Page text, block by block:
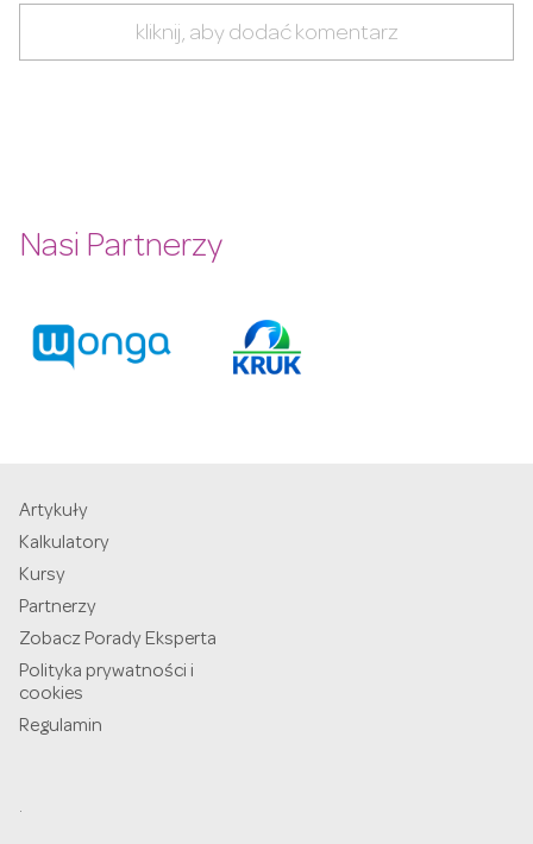
kliknij, aby dodać komentarz
Nasi Partnerzy
Artykuły
Kalkulatory
Kursy
Partnerzy
Zobacz Porady Eksperta
Polityka prywatności i
cookies
Regulamin
.